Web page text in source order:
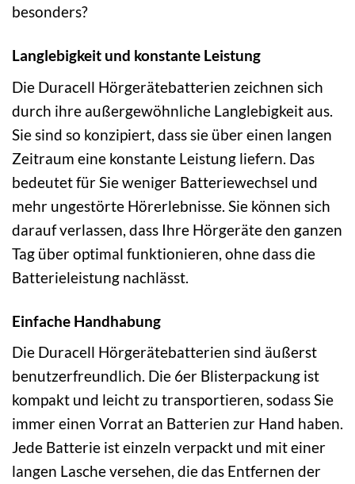
besonders?
Langlebigkeit und konstante Leistung
Die Duracell Hörgerätebatterien zeichnen sich
durch ihre außergewöhnliche Langlebigkeit aus.
Sie sind so konzipiert, dass sie über einen langen
Zeitraum eine konstante Leistung liefern. Das
bedeutet für Sie weniger Batteriewechsel und
mehr ungestörte Hörerlebnisse. Sie können sich
darauf verlassen, dass Ihre Hörgeräte den ganzen
Tag über optimal funktionieren, ohne dass die
Batterieleistung nachlässt.
Einfache Handhabung
Die Duracell Hörgerätebatterien sind äußerst
benutzerfreundlich. Die 6er Blisterpackung ist
kompakt und leicht zu transportieren, sodass Sie
immer einen Vorrat an Batterien zur Hand haben.
Jede Batterie ist einzeln verpackt und mit einer
langen Lasche versehen, die das Entfernen der